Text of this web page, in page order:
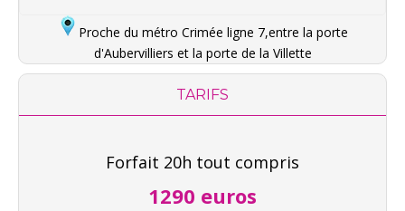
Proche du métro Crimée ligne 7,entre la porte
d'Aubervilliers et la porte de la Villette
TARIFS
Forfait 20h tout compris
1290 euros